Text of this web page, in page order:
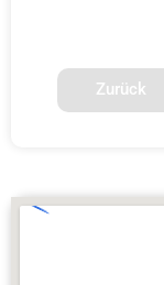
Zurück